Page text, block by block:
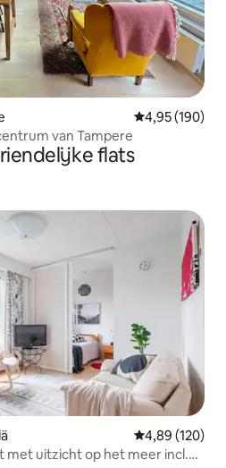
Gemiddelde
4,95 (190)
van Tampere
flats
Gemiddelde
4,89 (120)
uitzicht op het meer incl.